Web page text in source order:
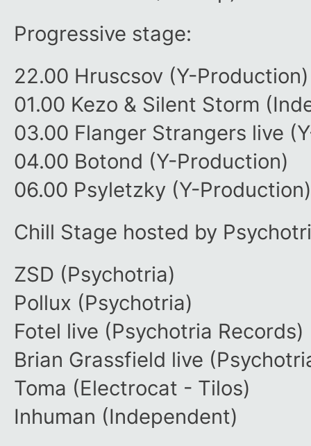
Progressive stage:
22.00 Hruscsov (Y-Production)
01.00 Kezo & Silent Storm
03.00 Flanger Strangers live
04.00 Botond (Y-Production)
06.00 Psyletzky (Y-Production)
Chill Stage hosted by
ZSD (Psychotria)
Pollux (Psychotria)
Fotel live (Psychotria Records)
Brian Grassfield live
Toma (Electrocat - Tilos)
Inhuman (Independent)